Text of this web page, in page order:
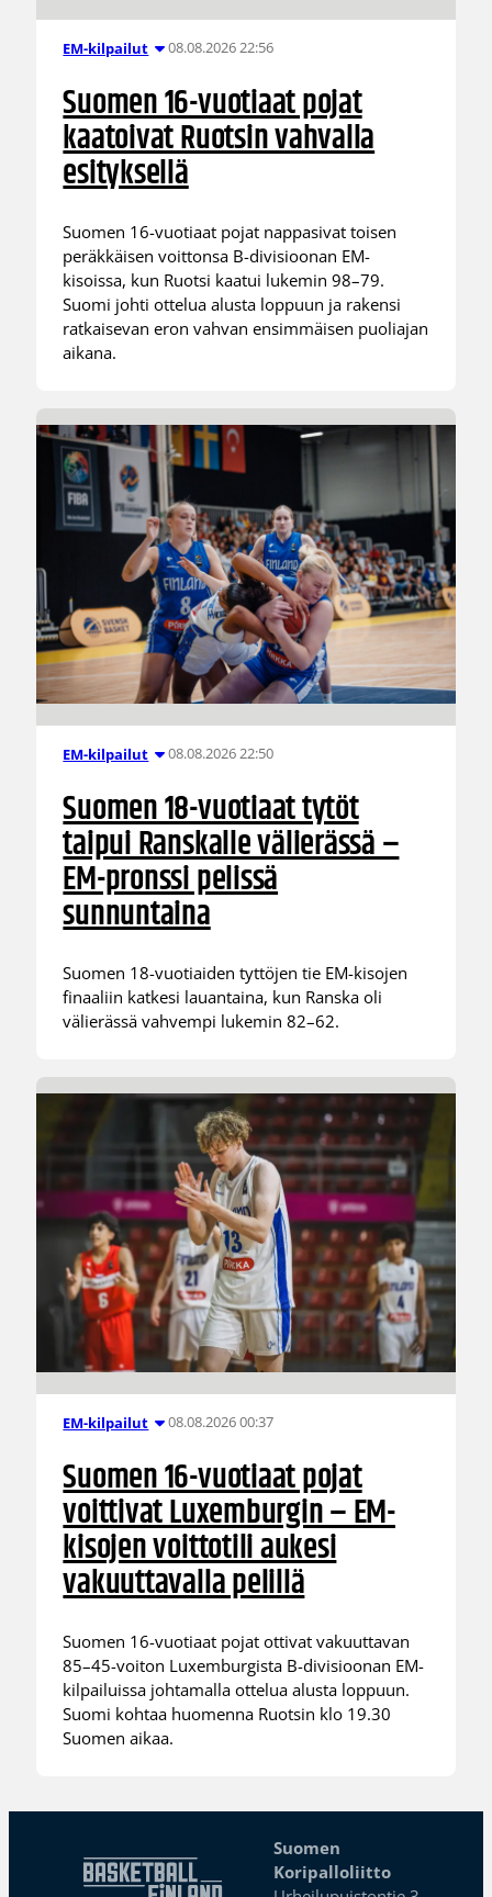
EM-kilpailut 08.08.2026 22:56
Suomen 16-vuotiaat pojat
kaatoivat Ruotsin vahvalla
esityksellä
Suomen 16-vuotiaat pojat nappasivat toisen
peräkkäisen voittonsa B-divisioonan EM-
kisoissa, kun Ruotsi kaatui lukemin 98–79.
Suomi johti ottelua alusta loppuun ja rakensi
ratkaisevan eron vahvan ensimmäisen puoliajan
aikana.
EM-kilpailut 08.08.2026 22:50
Suomen 18-vuotiaat tytöt
taipui Ranskalle välierässä –
EM-pronssi pelissä
sunnuntaina
Suomen 18-vuotiaiden tyttöjen tie EM-kisojen
finaaliin katkesi lauantaina, kun Ranska oli
välierässä vahvempi lukemin 82–62.
EM-kilpailut 08.08.2026 00:37
Suomen 16-vuotiaat pojat
voittivat Luxemburgin – EM-
kisojen voittotili aukesi
vakuuttavalla pelillä
Suomen 16-vuotiaat pojat ottivat vakuuttavan
85–45-voiton Luxemburgista B-divisioonan EM-
kilpailuissa johtamalla ottelua alusta loppuun.
Suomi kohtaa huomenna Ruotsin klo 19.30
Suomen aikaa.
Suomen
Koripalloliitto